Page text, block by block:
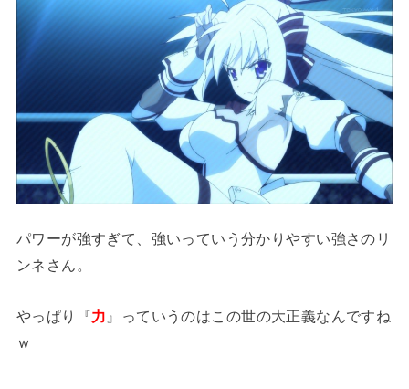
パワーが強すぎて、強いっていう分かりやすい強さのリ
ンネさん。
やっぱり『力 』っていうのはこの世の大正義なんですね
ｗ